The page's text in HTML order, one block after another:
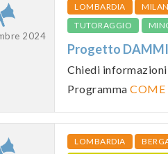
2024
LOMBARDIA
TUTORAGGIO
Progetto DAMMI
Chiedi informazioni
Programma COME
LOMBARDIA